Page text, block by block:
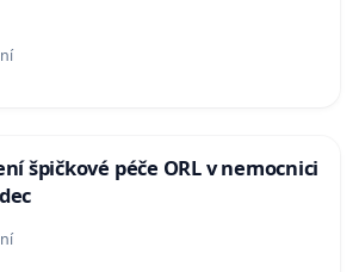
špičkové péče ORL v nemocnici